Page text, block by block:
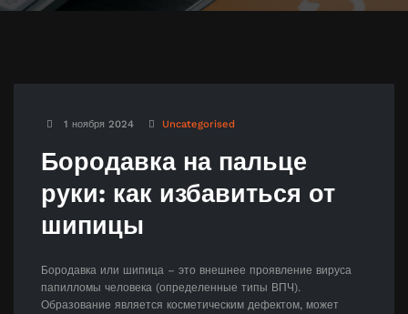
1 ноября 2024 Uncategorised
Бородавка на пальце
руки: как избавиться от
шипицы
Бородавка или шипица – это внешнее проявление вируса
папилломы человека (определенные типы ВПЧ).
Образование является косметическим дефектом, может